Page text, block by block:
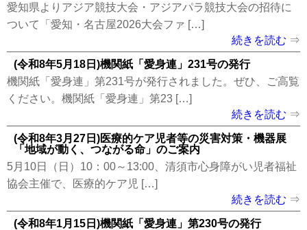
愛知県よりアジア競技大会・アジアパラ競技大会の招待に
ついて「愛知・名古屋2026大会ファ […]
続きを読む
(令和8年5月18日)機関紙「愛身連」231号の発行
機関紙「愛身連」第231号が発行されました。ぜひ、ご高覧
ください。機関紙「愛身連」第23 […]
続きを読む
(令和8年3月27日)医療的ケア児者等の災害対策・機器展
「地域が動く、つながる命」のご案内
5月10日（日）10：00～13:00、清須市心身障がい児者福祉
協会主催で、医療的ケア児 […]
続きを読む
(令和8年1月15日)機関紙「愛身連」第230号の発行